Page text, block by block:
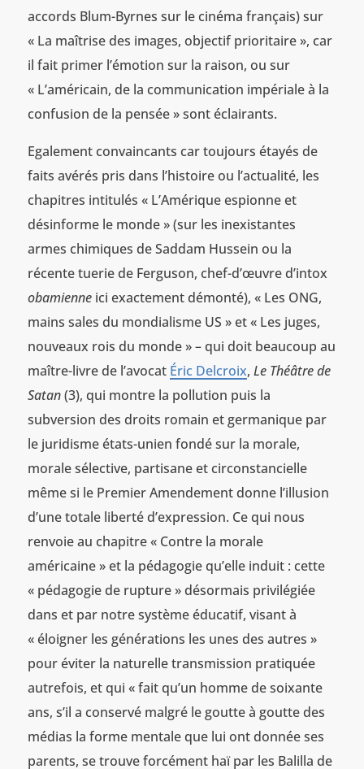
accords Blum-Byrnes sur le cinéma français) sur
« La maîtrise des images, objectif prioritaire », car
il fait primer l’émotion sur la raison, ou sur
« L’américain, de la communication impériale à la
confusion de la pensée » sont éclairants.
Egalement convaincants car toujours étayés de
faits avérés pris dans l’histoire ou l’actualité, les
chapitres intitulés « L’Amérique espionne et
désinforme le monde » (sur les inexistantes
armes chimiques de Saddam Hussein ou la
récente tuerie de Ferguson, chef-d’œuvre d’intox
obamienneici exactement démonté), « Les ONG,
mains sales du mondialisme US » et « Les juges,
nouveaux rois du monde » – qui doit beaucoup au
maître-livre de l’avocat Éric Delcroix, Le Théâtre de
Satan(3), qui montre la pollution puis la
subversion des droits romain et germanique par
le juridisme états-unien fondé sur la morale,
morale sélective, partisane et circonstancielle
même si le Premier Amendement donne l’illusion
d’une totale liberté d’expression. Ce qui nous
renvoie au chapitre « Contre la morale
américaine » et la pédagogie qu’elle induit : cette
« pédagogie de rupture » désormais privilégiée
dans et par notre système éducatif, visant à
« éloigner les générations les unes des autres »
pour éviter la naturelle transmission pratiquée
autrefois, et qui « fait qu’un homme de soixante
ans, s’il a conservé malgré le goutte à goutte des
médias la forme mentale que lui ont donnée ses
parents, se trouve forcément haï par les Balilla de